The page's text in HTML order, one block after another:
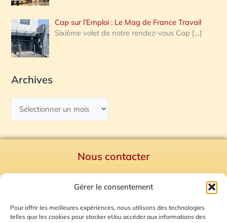
Gérer le consentement
Pour offrir les meilleures expériences, nous utilisons des technologies
telles que les cookies pour stocker et/ou accéder aux informations des
Cap sur l’Emploi : Le Mag de France Travail
Sixième volet de notre rendez-vous Cap […]
Archives
Nous contacter
Mentions Légales
Plan du site